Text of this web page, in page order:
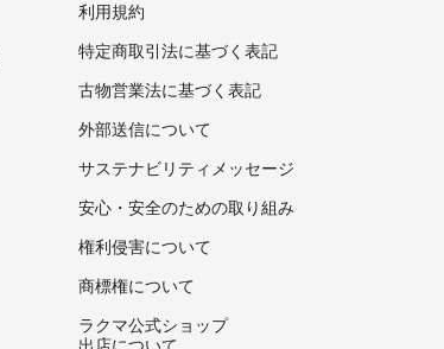
利用規約
特定商取引法に基づく表記
古物営業法に基づく表記
外部送信について
サステナビリティメッセージ
安心・安全のための取り組み
権利侵害について
商標権について
ラクマ公式ショップ
出店について